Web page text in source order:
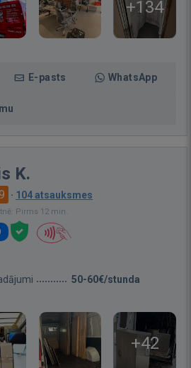
+134
E-pasts WhatsApp
K.
· 104 atsauksmes
Pirms 12 min.
50-60€/stunda
+42